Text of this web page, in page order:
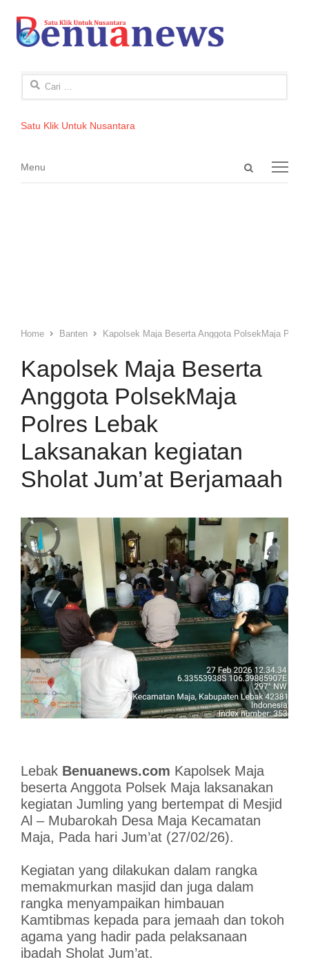
Cari
Satu Klik Untuk Nusantara
Open
Menu
Menu
Home Banten Kapolsek Maja Beserta Anggota PolsekMaja
Kapolsek Maja Beserta
Anggota PolsekMaja
Polres Lebak
Laksanakan kegiatan
Sholat Jum’at Berjamaah
Lebak Benuanews.com Kapolsek Maja
beserta Anggota Polsek Maja laksanakan
kegiatan Jumling yang bertempat di Mesjid
Al – Mubarokah Desa Maja Kecamatan
Maja, Pada hari Jum’at (27/02/26).
Kegiatan yang dilakukan dalam rangka
memakmurkan masjid dan juga dalam
rangka menyampaikan himbauan
Kamtibmas kepada para jemaah dan tokoh
agama yang hadir pada pelaksanaan
ibadah Sholat Jum’at.